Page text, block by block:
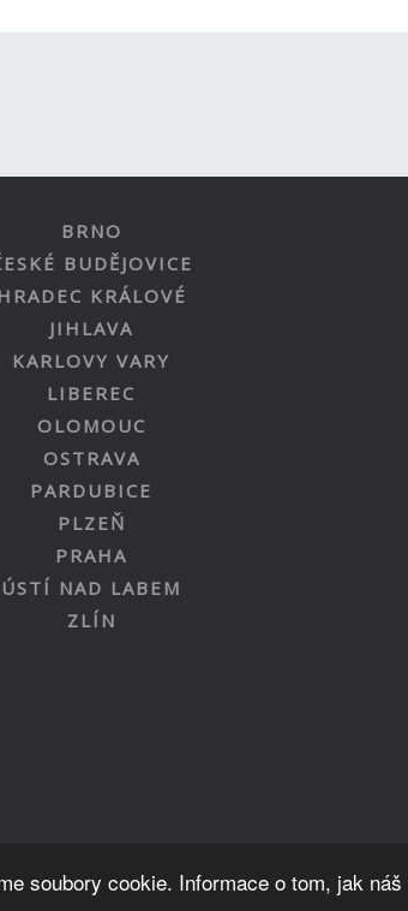
soubory cookie. Informace o tom, jak
BRNO
BUDĚJOVICE
KRÁLOVÉ
JIHLAVA
KARLOVY VARY
LIBEREC
OLOMOUC
OSTRAVA
PARDUBICE
PLZEŇ
PRAHA
ÚSTÍ NAD LABEM
ZLÍN
Nahoru